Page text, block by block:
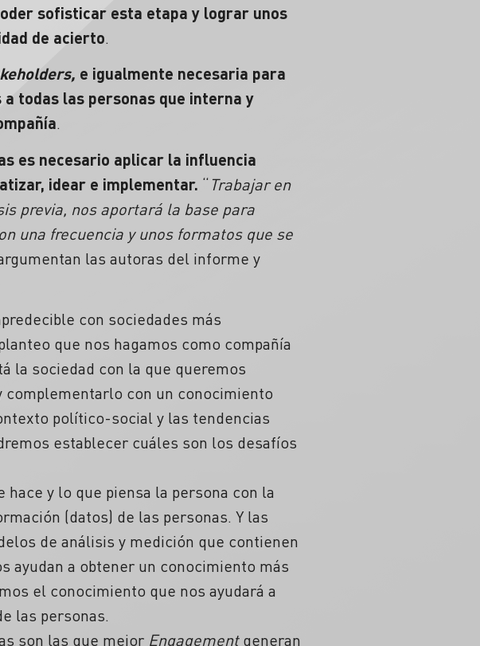
sofisticar esta etapa y lograr unos
de acierto.
e igualmente necesaria para
todas las personas que interna y
.
es necesario aplicar la influencia
idear e implementar. “ Trabajar en
previa, nos aportará la base para
una frecuencia y unos formatos que se
las autoras del informe y
con sociedades más
que nos hagamos como compañía
la sociedad con la que queremos
complementarlo con un conocimiento
político-social y las tendencias
establecer cuáles son los desafíos
y lo que piensa la persona con la
(datos) de las personas. Y las
de análisis y medición que contienen
ayudan a obtener un conocimiento más
el conocimiento que nos ayudará a
las personas.
son las que mejor Engagement generan